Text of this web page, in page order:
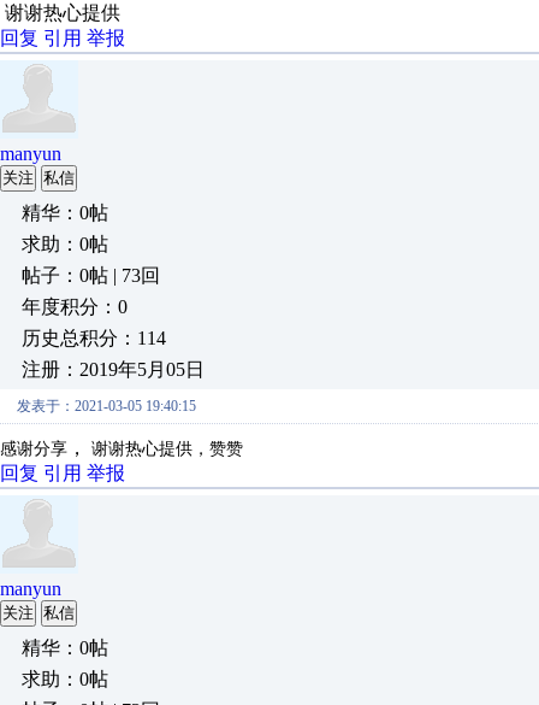
谢谢热心提供
回复 引用 举报
manyun
关注 私信
精华：0帖
求助：0帖
帖子：0帖 | 73回
年度积分：0
历史总积分：114
注册：2019年5月05日
发表于：2021-03-05 19:40:15
感谢分享 ， 谢谢热心提供，赞赞
回复 引用 举报
manyun
关注 私信
精华：0帖
求助：0帖